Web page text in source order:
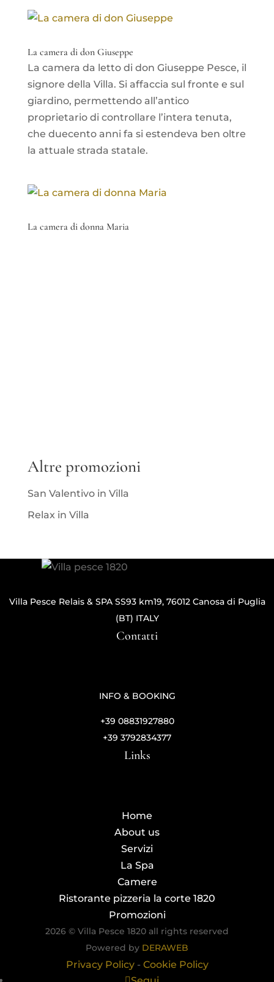
La camera di don Giuseppe
La camera da letto di don Giuseppe Pesce, il
signore della Villa. Si affaccia sul fronte e sul
giardino, permettendo all’antico
proprietario di controllare l’intera tenuta,
che duecento anni fa si estendeva ben oltre
la attuale strada statale.
La camera di donna Maria
Altre promozioni
San Valentivo in Villa
Relax in Villa
Villa Pesce Relais & SPA SS93 km19, 76012 Canosa di Puglia
(BT) ITALY
Contatti
INFO & BOOKING
+39 08831927880
+39 3792834377
Links
Home
About us
Servizi
La Spa
Camere
Ristorante pizzeria la corte 1820
Promozioni
2026 © Villa Pesce 1820 all rights reserved
Powered by DERAWEB
Privacy Policy- Cookie Policy